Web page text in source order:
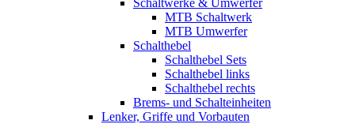
Schaltwerke & Umwerfer
MTB Schaltwerk
MTB Umwerfer
Schalthebel
Schalthebel Sets
Schalthebel links
Schalthebel rechts
Brems- und Schalteinheiten
Lenker, Griffe und Vorbauten